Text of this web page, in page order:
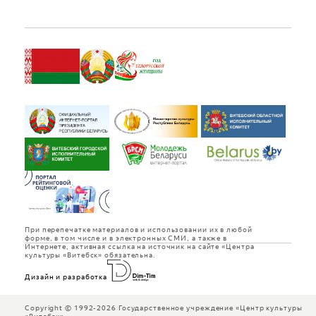
При перепечатке материалов и использовании их в любой
форме, в том числе и в электронных СМИ, а также в
Интернете, активная ссылка на источник на сайте «Центра
культуры «Витебск» обязательна.
Дизайн и разработка
Copyright © 1992-2026 Государственное учреждение «Центр культуры